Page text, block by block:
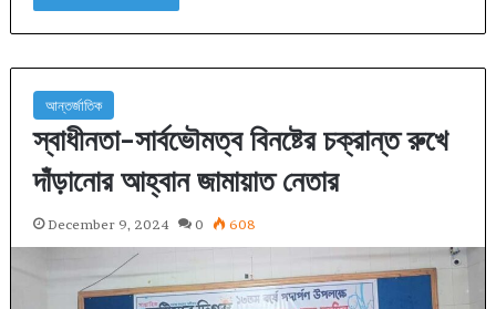
আন্তর্জাতিক
স্বাধীনতা-সার্বভৌমত্ব বিনষ্টের চক্রান্ত রুখে
দাঁড়ানোর আহ্বান জামায়াত নেতার
December 9, 2024 0 608